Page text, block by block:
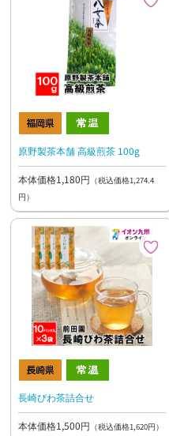
原野製茶本舗 高級煎茶 100g
本体価格1,180円 （税込価格1,274.4
円）
長崎びわ茶詰合せ
本体価格1,500円 （税込価格1,620円）